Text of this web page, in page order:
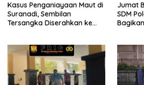
Kasus Penganiayaan Maut di
Suranadi, Sembilan
Tersangka Diserahkan ke
Jumat
SDM